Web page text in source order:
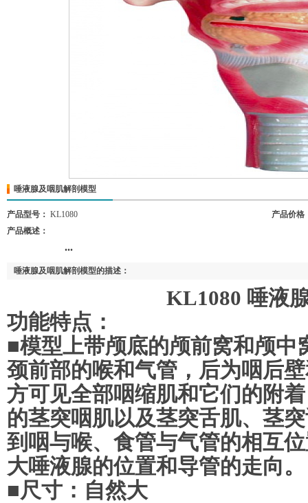
唾液腺及咽肌解剖模型
产品型号： KL1080
产品价格
产品概述：
...
唾液腺及咽肌解剖模型的描述：
KL1080 唾液腺及咽
功能特点：
■模型上带颅底的颅前窝和颅中
颈前部的喉和气管，后为咽后
方可见全部咽缩肌和它们的附
的茎突咽肌以及茎突舌肌、茎
到咽与喉、食管与气管的相互
大唾液腺的位置和导管的走向。
■尺寸：自然大